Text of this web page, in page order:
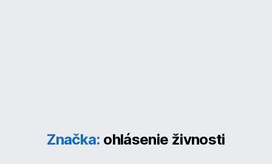
Značka: ohlásenie živnosti